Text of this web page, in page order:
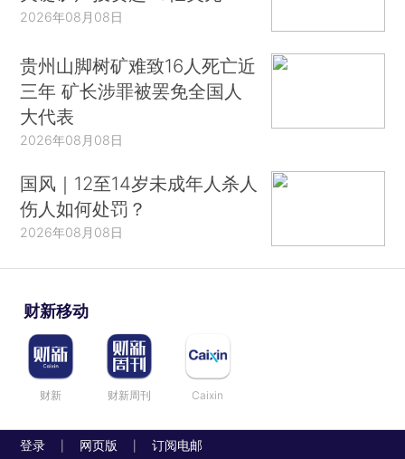
2026年08月08日
贵州山脚树矿难致16人死亡近
三年 矿长涉罪被罢免全国人
大代表
2026年08月08日
国风｜12至14岁未成年人杀人
伤人如何处罚？
2026年08月08日
财新移动
财新 财新周刊 Caixin
登录 网页版 订阅电邮